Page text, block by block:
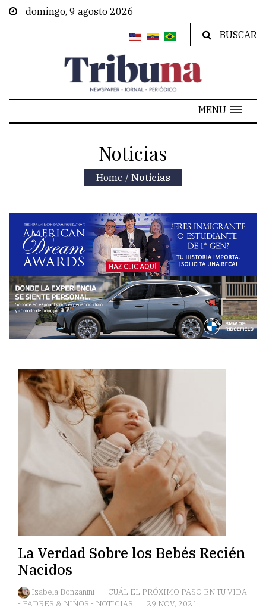
domingo, 9 agosto 2026
BUSCAR
MENU
Noticias
Home / Noticias
La Verdad Sobre los Bebés Recién
Nacidos
Izabela Bonzanini
CUÁL EL PRÓXIMO PASO EN TU VIDA
- PADRES & NIÑOS - NOTICIAS 29 NOV, 2021